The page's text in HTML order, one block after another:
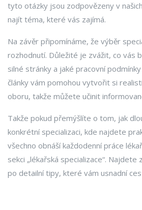
tyto otázky jsou zodpovězeny v
najít téma, které vás zajímá.
Na závěr připomínáme, že výběr
rozhodnutí. Důležité je zvážit, co vás
silné stránky a jaké pracovní
články vám pomohou vytvořit si
oboru, takže můžete učinit
Takže pokud přemýšlíte o tom, jak
konkrétní specializaci, kde najdete
všechno obnáší každodenní práce
sekci „lékařská specializace“. Najdete
po detailní tipy, které vám usnadní